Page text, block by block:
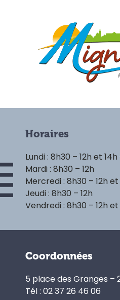
Horaires
Lundi : 8h30 – 12h et 14h
Mardi : 8h30 – 12h
Mercredi : 8h30 – 12h et
Jeudi : 8h30 – 12h
Vendredi : 8h30 – 12h et
Coordonnées
5 place des Granges –
Tél : 02 37 26 46 06